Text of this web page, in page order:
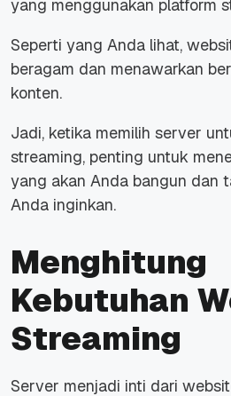
yang menggunakan platform
Seperti yang Anda lihat,
beragam dan menawarkan
konten.
Jadi, ketika memilih server
streaming, penting untuk
yang akan Anda bangun dan
Anda inginkan.
Menghitung
Kebutuhan
Streaming
Server menjadi inti dari